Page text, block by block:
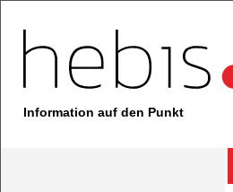
Information auf den Punkt